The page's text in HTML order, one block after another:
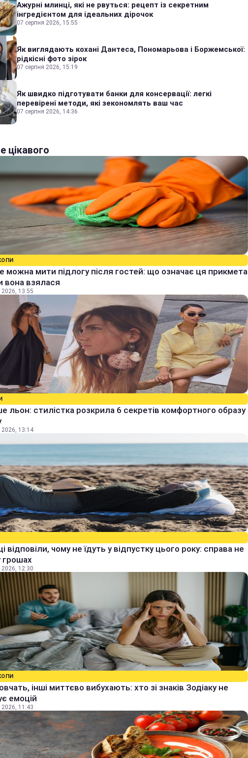
Ажурні млинці, які не рвуться: рецепт із секретним
інгредієнтом для ідеальних дірочок
07 серпня 2026, 15:55
Як виглядають кохані Дантеса, Пономарьова і Боржемської:
рідкісні фото зірок
07 серпня 2026, 15:19
Як швидко підготувати банки для консервації: легкі
перевірені методи, які зекономлять ваш час
07 серпня 2026, 14:36
цікавого
можна мити підлогу після гостей: що означає ця прикмета
вона взялася
2026, 13:55
льон: стилістка розкрила 6 секретів комфортного образу
2026, 13:14
відповіли, чому не їдуть у відпустку цього року: справа не
2026, 12:30
інші миттєво вибухають: хто зі знаків Зодіаку не
емоцій
2026, 11:43